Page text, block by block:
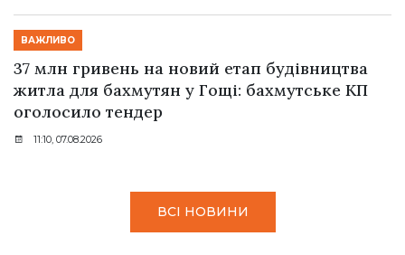
ВАЖЛИВО
37 млн гривень на новий етап будівництва
житла для бахмутян у Гощі: бахмутське КП
оголосило тендер
11:10, 07.08.2026
ВСІ НОВИНИ